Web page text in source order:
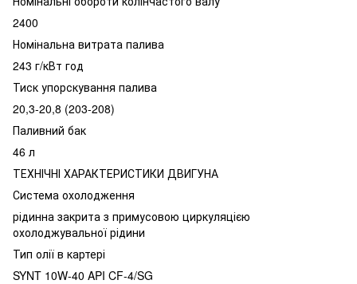
2400
Номінальна витрата палива
243 г/кВт год
Тиск упорскування палива
20,3-20,8 (203-208)
Паливний бак
46 л
ТЕХНІЧНІ ХАРАКТЕРИСТИКИ ДВИГУНА
Система охолодження
рідинна закрита з примусовою циркуляцією
охолоджувальної рідини
Тип олії в картері
SYNT 10W-40 API CF-4/SG